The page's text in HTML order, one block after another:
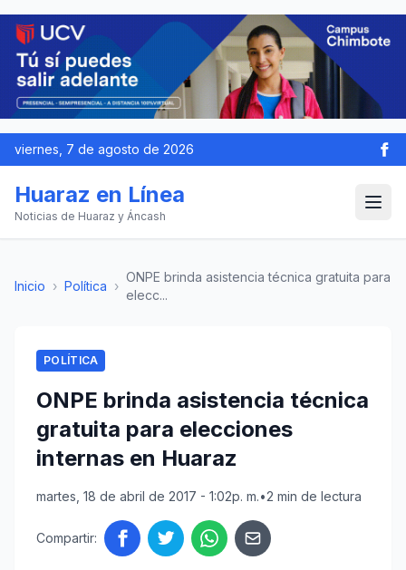
viernes, 7 de agosto de 2026
Huaraz en Línea
Noticias de Huaraz y Áncash
Inicio › Política ›
ONPE brinda asistencia técnica gratuita para
elecc...
POLÍTICA
ONPE brinda asistencia técnica
gratuita para elecciones
internas en Huaraz
martes, 18 de abril de 2017 - 1:02p. m.•2 min de lectura
Compartir: